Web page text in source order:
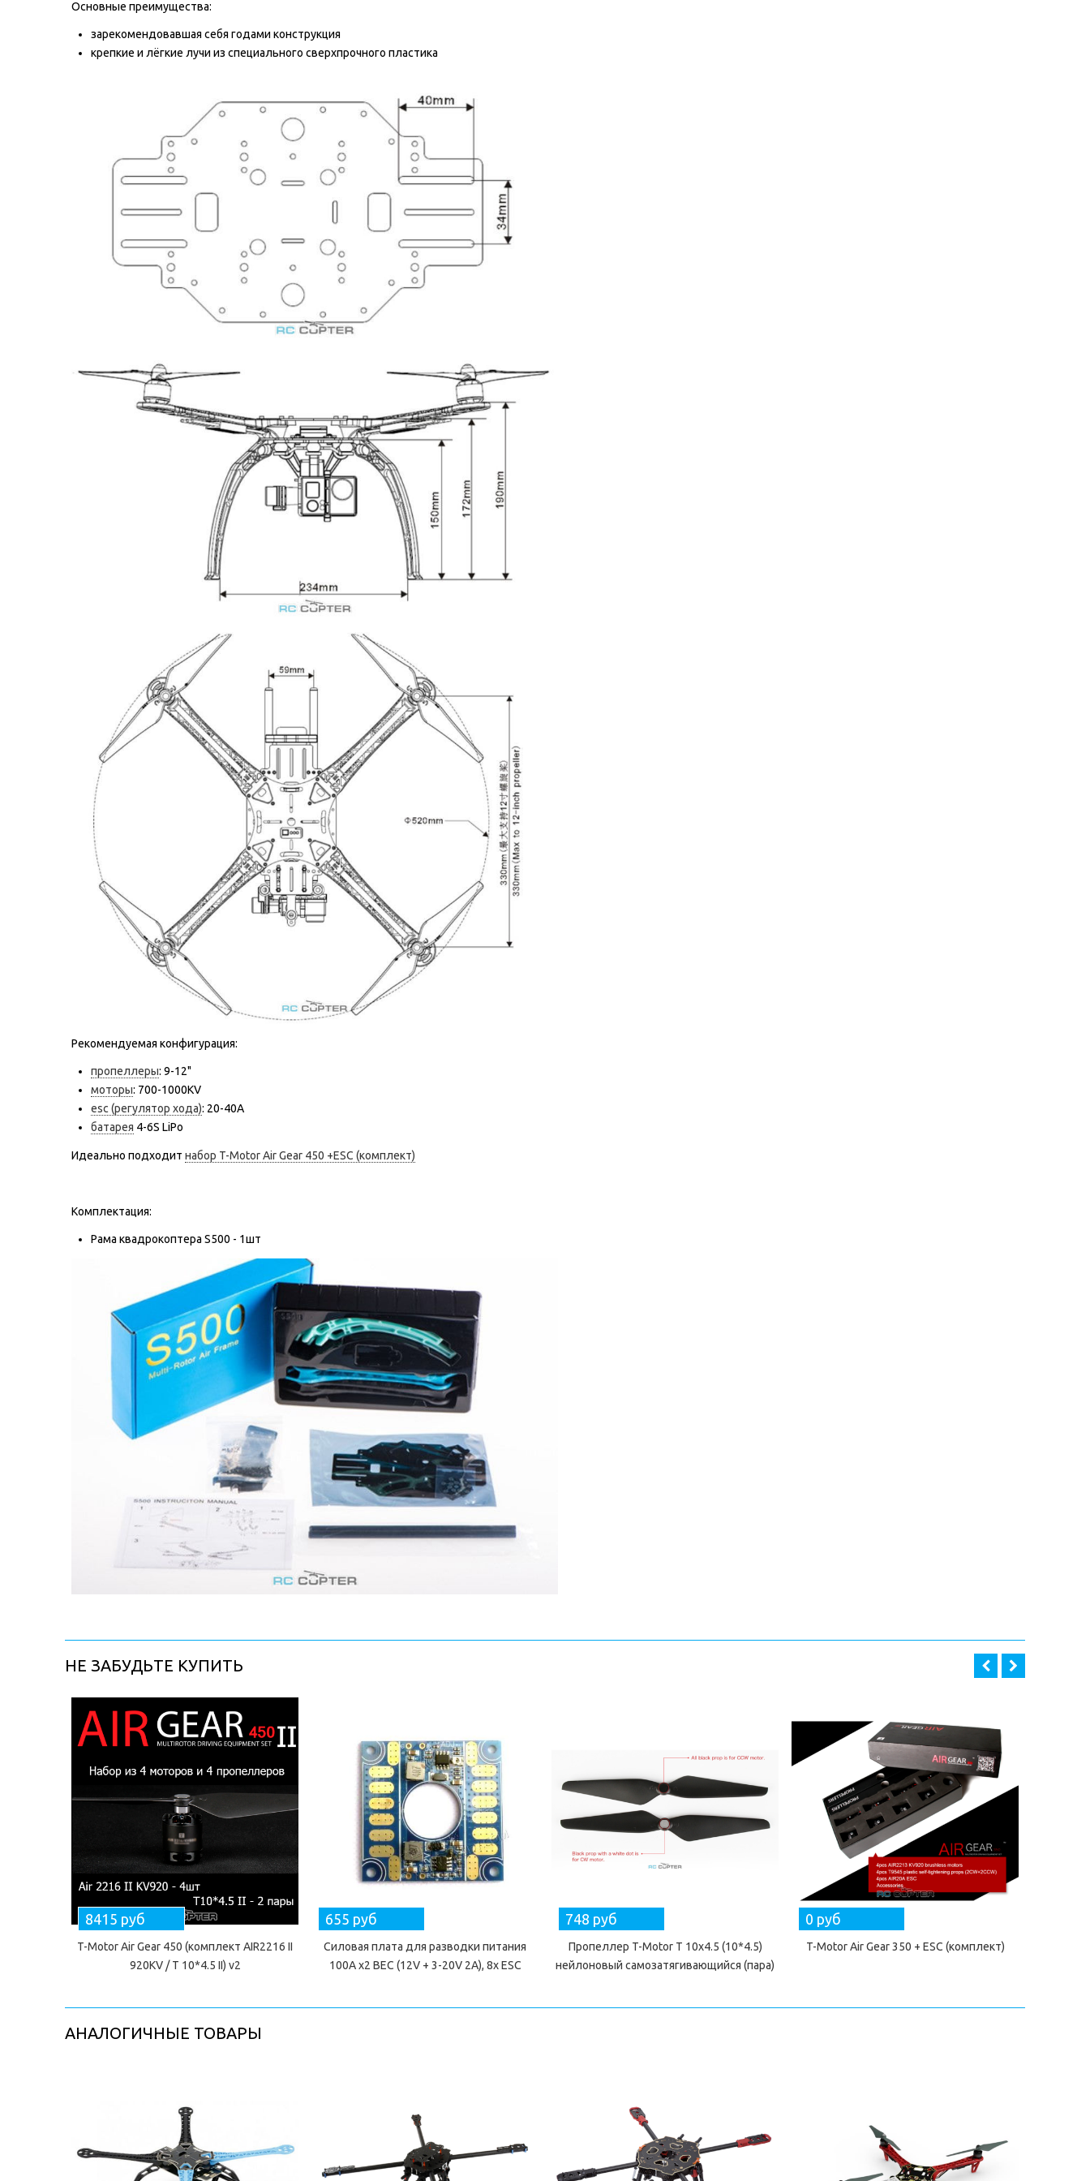
Основные преимущества:
зарекомендовавшая себя годами конструкция
крепкие и лёгкие лучи из специального сверхпрочного пластика
Рекомендуемая конфигурация:
пропеллеры: 9-12"
моторы: 700-1000KV
esc (регулятор хода): 20-40A
батарея 4-6S LiPo
Идеально подходит набор T-Motor Air Gear 450 +ESC (комплект)
Комплектация:
Рама квадрокоптера S500 - 1шт
НЕ ЗАБУДЬТЕ КУПИТЬ
8415 руб
T-Motor Air Gear 450 (комплект AIR2216 II
920KV / T 10*4.5 II) v2
655 руб
Силовая плата для разводки питания
100А x2 BEC (12V + 3-20V 2A), 8x ESC
748 руб
Пропеллер T-Motor T 10x4.5 (10*4.5)
нейлоновый самозатягивающийся (пара)
0 руб
T-Motor Air Gear 350 + ESC (комплект)
АНАЛОГИЧНЫЕ ТОВАРЫ